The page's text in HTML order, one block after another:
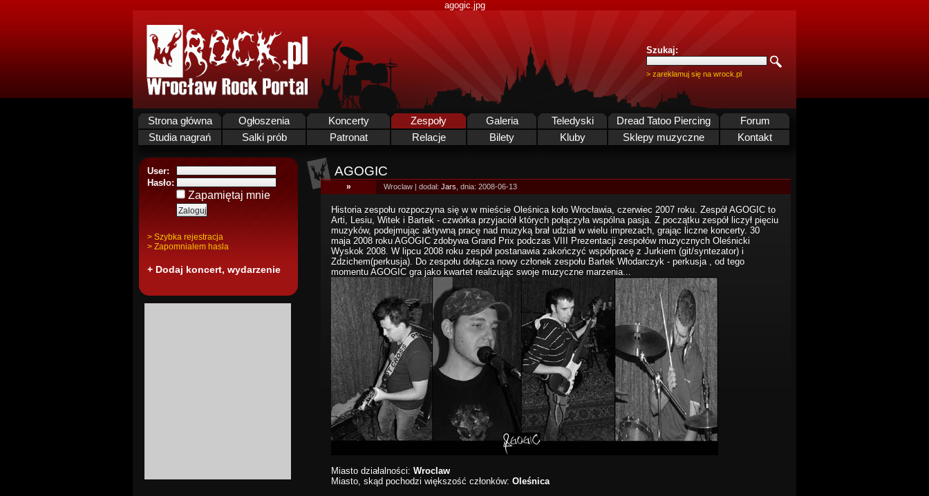
agogic.jpg
Szukaj:
> zareklamuj się na wrock.pl
Strona główna Ogłoszenia Koncerty Zespoły Galeria Teledyski Dread Tatoo Piercing
Forum
Studia nagrań
Salki prób Patronat Relacje Bilety Kluby Sklepy muzyczne Kontakt
User:
Hasło:
Zapamiętaj mnie
> Szybka rejestracja
> Zapomnialem hasla
+ Dodaj koncert, wydarzenie
AGOGIC
» Wroclaw | dodał: Jars , dnia: 2008-06-13
Historia zespołu rozpoczyna się w w mieście Oleśnica koło Wrocławia, czerwiec 2007 roku. Zespół AGOGIC to
Arti, Lesiu, Witek i Bartek - czwórka przyjaciół których połączyła wspólna pasja. Z początku zespół liczył pięciu
muzyków, podejmując aktywną pracę nad muzyką brał udział w wielu imprezach, grając liczne koncerty. 30
maja 2008 roku AGOGIC zdobywa Grand Prix podczas VIII Prezentacji zespołów muzycznych Oleśnicki
Wyskok 2008. W lipcu 2008 roku zespół postanawia zakończyć współpracę z Jurkiem (git/syntezator) i
Zdzichem(perkusja). Do zespołu dołącza nowy członek zespołu Bartek Włodarczyk - perkusja , od tego
momentu AGOGIC gra jako kwartet realizując swoje muzyczne marzenia...
Miasto działalności: Wroclaw
Miasto, skąd pochodzi większość członków: Oleśnica